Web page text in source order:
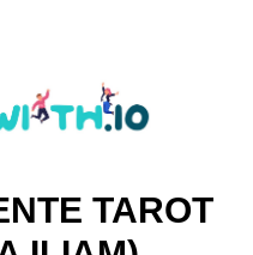
TAROT